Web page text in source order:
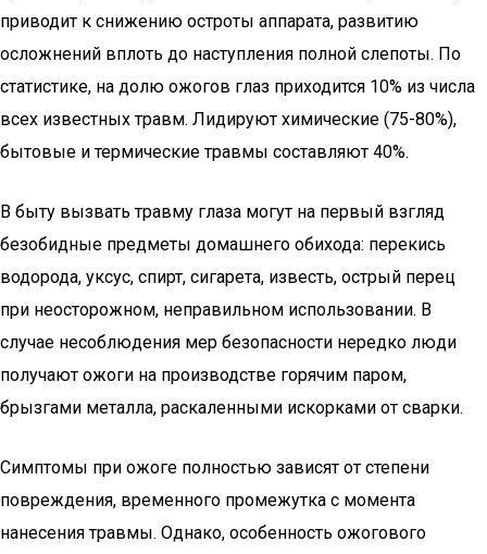
приводит к снижению остроты аппарата, развитию
осложнений вплоть до наступления полной слепоты. По
статистике, на долю ожогов глаз приходится 10% из числа
всех известных травм. Лидируют химические (75-80%),
бытовые и термические травмы составляют 40%.
В быту вызвать травму глаза могут на первый взгляд
безобидные предметы домашнего обихода: перекись
водорода, уксус, спирт, сигарета, известь, острый перец
при неосторожном, неправильном использовании. В
случае несоблюдения мер безопасности нередко люди
получают ожоги на производстве горячим паром,
брызгами металла, раскаленными искорками от сварки.
Симптомы при ожоге полностью зависят от степени
повреждения, временного промежутка с момента
нанесения травмы. Однако, особенность ожогового